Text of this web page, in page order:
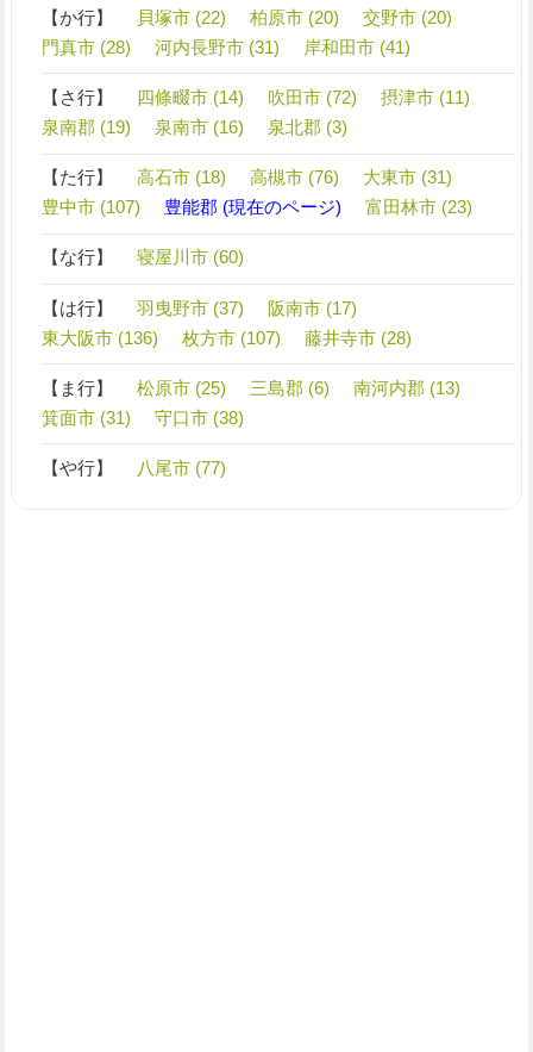
【か行】 貝塚市 (22) 柏原市 (20)
交野市 (20)
門真市 (28)
河内長野市 (31) 岸和田市 (41)
【さ行】 四條畷市 (14) 吹田市 (72)
摂津市 (11)
泉南郡 (19)
泉南市 (16) 泉北郡 (3)
【た行】 高石市 (18) 高槻市 (76)
大東市 (31)
豊中市 (107)
豊能郡 (現在のページ) 富田林市 (23)
【な行】 寝屋川市 (60)
【は行】 羽曳野市 (37)
阪南市 (17)
東大阪市 (136)
枚方市 (107) 藤井寺市 (28)
【ま行】 松原市 (25) 三島郡 (6)
南河内郡 (13)
箕面市 (31)
守口市 (38)
【や行】 八尾市 (77)